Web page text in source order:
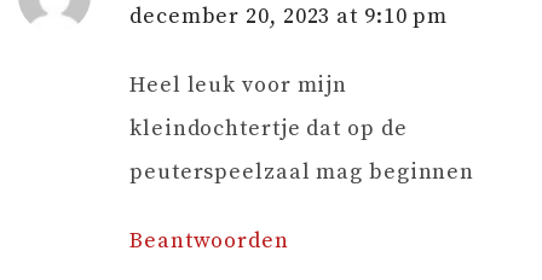
december 20, 2023 at 9:10 pm
Heel leuk voor mijn
kleindochtertje dat op de
peuterspeelzaal mag beginnen
Beantwoorden